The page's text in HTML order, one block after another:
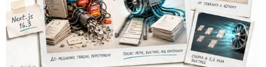
Las sanciones y restricciones contra las empresas
tecnológicas chinas por parte de las autoridades